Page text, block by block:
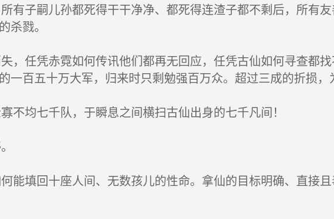
有子嗣儿孙都死得干干净净、都死得连渣子都不剩后，所有
杀戮。
，任凭赤霓如何传讯他们都再无回应，任凭古仙如何寻查都
一百五十万大军，归来时只剩勉强百万众。超过三成的折损，
不均七千队，于瞬息之间横扫古仙出身的七千凡间！
能填回十座人间、无数孩儿的性命。拿仙的目标明确、直接